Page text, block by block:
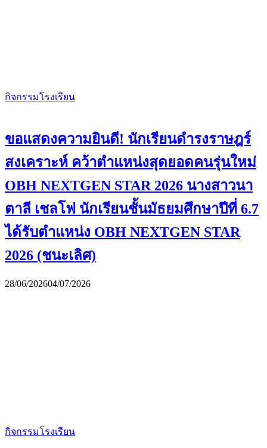
กิจกรรมโรงเรียน
ขอแสดงความยินดี! นักเรียนดำรงราษฎร์
สงเคราะห์ คว้าตำแหน่งสุดยอดคนรุ่นใหม่
OBH NEXTGEN STAR 2026 นางสาวนา
ตาลี เชลโฟ นักเรียนชั้นมัธยมศึกษาปีที่ 6.7
ได้รับตำแหน่ง OBH NEXTGEN STAR
2026 (ชนะเลิศ)
28/06/202604/07/2026
กิจกรรมโรงเรียน